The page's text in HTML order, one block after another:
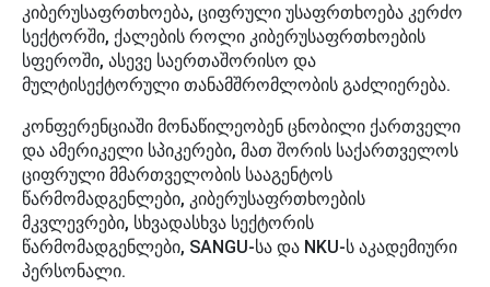
კიბერუსაფრთხოება, ციფრული უსაფრთხოება კერძო
სექტორში, ქალების როლი კიბერუსაფრთხოების
სფეროში, ასევე საერთაშორისო და
მულტისექტორული თანამშრომლობის გაძლიერება.
კონფერენციაში მონაწილეობენ ცნობილი ქართველი
და ამერიკელი სპიკერები, მათ შორის საქართველოს
ციფრული მმართველობის სააგენტოს
წარმომადგენლები, კიბერუსაფრთხოების
მკვლევრები, სხვადასხვა სექტორის
წარმომადგენლები, SANGU-სა და NKU-ს აკადემიური
პერსონალი.